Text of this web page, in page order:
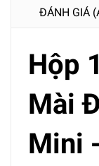
ĐÁNH GIÁ
Hộp
Mài
Mini